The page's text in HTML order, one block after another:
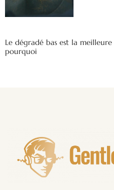
Le dégradé bas est la
pourquoi